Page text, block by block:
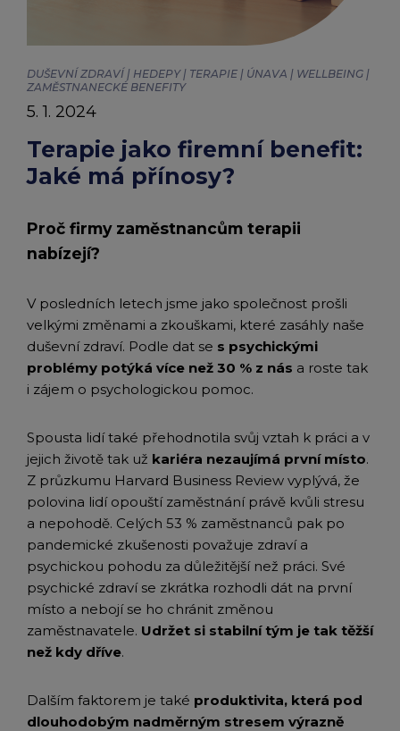
Edenred
Peněženka Edenred Health
Edenred Card FKSP
TANKARTA Benefit od Edenred
All-in-One cafeterie FKSP
Stravenkový portál
Qerko
Edenred Compliments
Edenred Čistý
Edenred Service
DUŠEVNÍ ZDRAVÍ | HEDEPY | TERAPIE | ÚNAVA | WELLBEING |
ZAMĚSTNANECKÉ BENEFITY
Terapie jako firemní benefit:
Jaké má přínosy?
5. 1. 2024
Proč firmy zaměstnancům terapii
nabízejí?
V posledních letech jsme jako společnost prošli
velkými změnami a zkouškami, které zasáhly naše
duševní zdraví. Podle dat se s psychickými
problémy potýká více než 30 % z nás a roste tak
i zájem o psychologickou pomoc.
Spousta lidí také přehodnotila svůj vztah k práci a v
jejich životě tak už kariéra nezaujímá první místo.
Z průzkumu Harvard Business Review vyplývá, že
polovina lidí opouští zaměstnání právě kvůli stresu
a nepohodě. Celých 53 % zaměstnanců pak po
pandemické zkušenosti považuje zdraví a
psychickou pohodu za důležitější než práci. Své
psychické zdraví se zkrátka rozhodli dát na první
místo a nebojí se ho chránit změnou
zaměstnavatele. Udržet si stabilní tým je tak těžší
než kdy dříve.
Dalším faktorem je také produktivita, která pod
dlouhodobým nadměrným stresem výrazně